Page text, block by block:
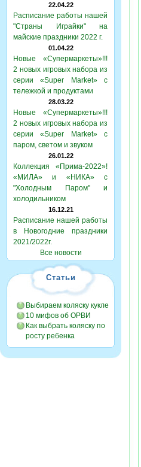
22.04.22
Расписание работы нашей
"Страны Играйки" на
майские праздники 2022 г.
01.04.22
Новые «Супермаркеты»!!!
2 новых игровых набора из
серии «Super Market» с
тележкой и продуктами
28.03.22
Новые «Супермаркеты»!!!
2 новых игровых набора из
серии «Super Market» с
паром, светом и звуком
26.01.22
Коллекция «Прима-2022»!
«МИЛА» и «НИКА» с
"Холодным Паром" и
холодильником
16.12.21
Расписание нашей работы
в Новогодние праздники
2021/2022г.
Все новости
Статьи
Выбираем коляску кукле
10 мифов об ОРВИ
Как выбрать коляску по
росту ребенка